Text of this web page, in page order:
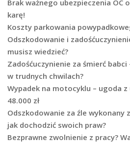
Brak ważnego ubezpieczenia OC
karę!
Koszty parkowania
Odszkodowanie i
musisz wiedzieć?
Zadośćuczynienie za śmierć
w trudnych chwilach?
Wypadek na motocyklu – ugoda
48.000 zł
Odszkodowanie za źle wykonany
jak dochodzić swoich praw?
Bezprawne zwolnienie z pracy?